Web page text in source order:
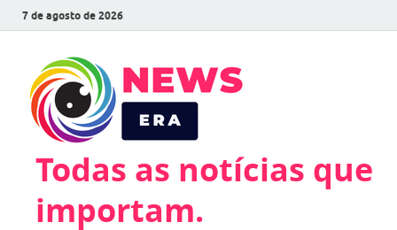
7 de agosto de 2026
Todas as notícias que
importam.